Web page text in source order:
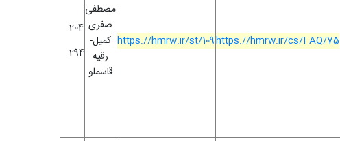
204
294
مصطفی
صفری
کمیل-
رقیه
قاسملو
https://hmrw.ir/st/109https://hmrw.ir/cs/FAQ/75